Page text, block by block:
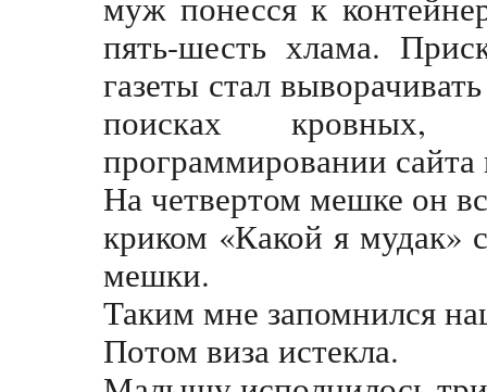
пять-шесть хлама.
газеты стал
поисках кровных,
программировании
На четвертом мешке он
криком «Какой я мудак»
мешки.
Таким мне запомнился
Потом виза истекла.